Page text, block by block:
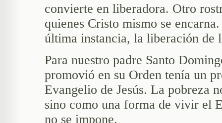
convierte en liberadora. Otro
quienes Cristo mismo se
última instancia, la liberación de
Para nuestro padre Santo
promovió en su Orden tenía un
Evangelio de Jesús. La pobreza
sino como una forma de vivir el
no se impone.